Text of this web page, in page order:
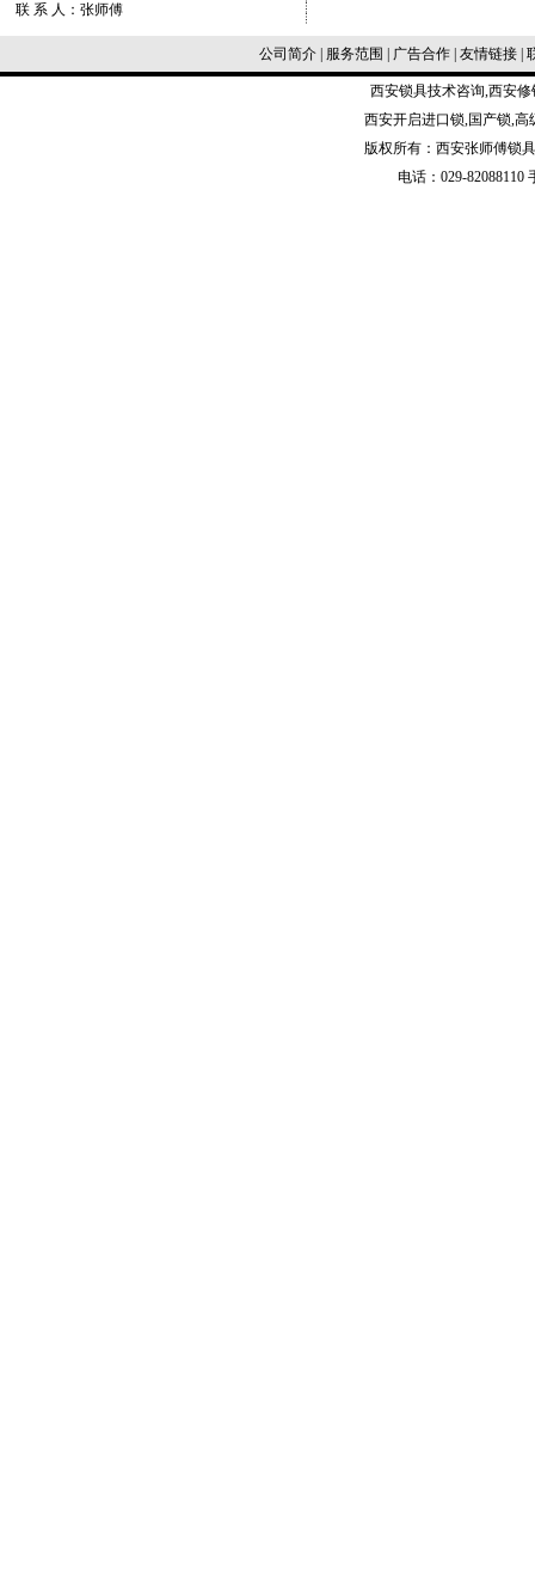
联 系 人：张师傅
公司简介 服务范围 广告合作 友情链接
西安锁具技术咨询,西安修
西安开启进口锁,国产锁,
版权所有：西安张师傅锁
电话：029-